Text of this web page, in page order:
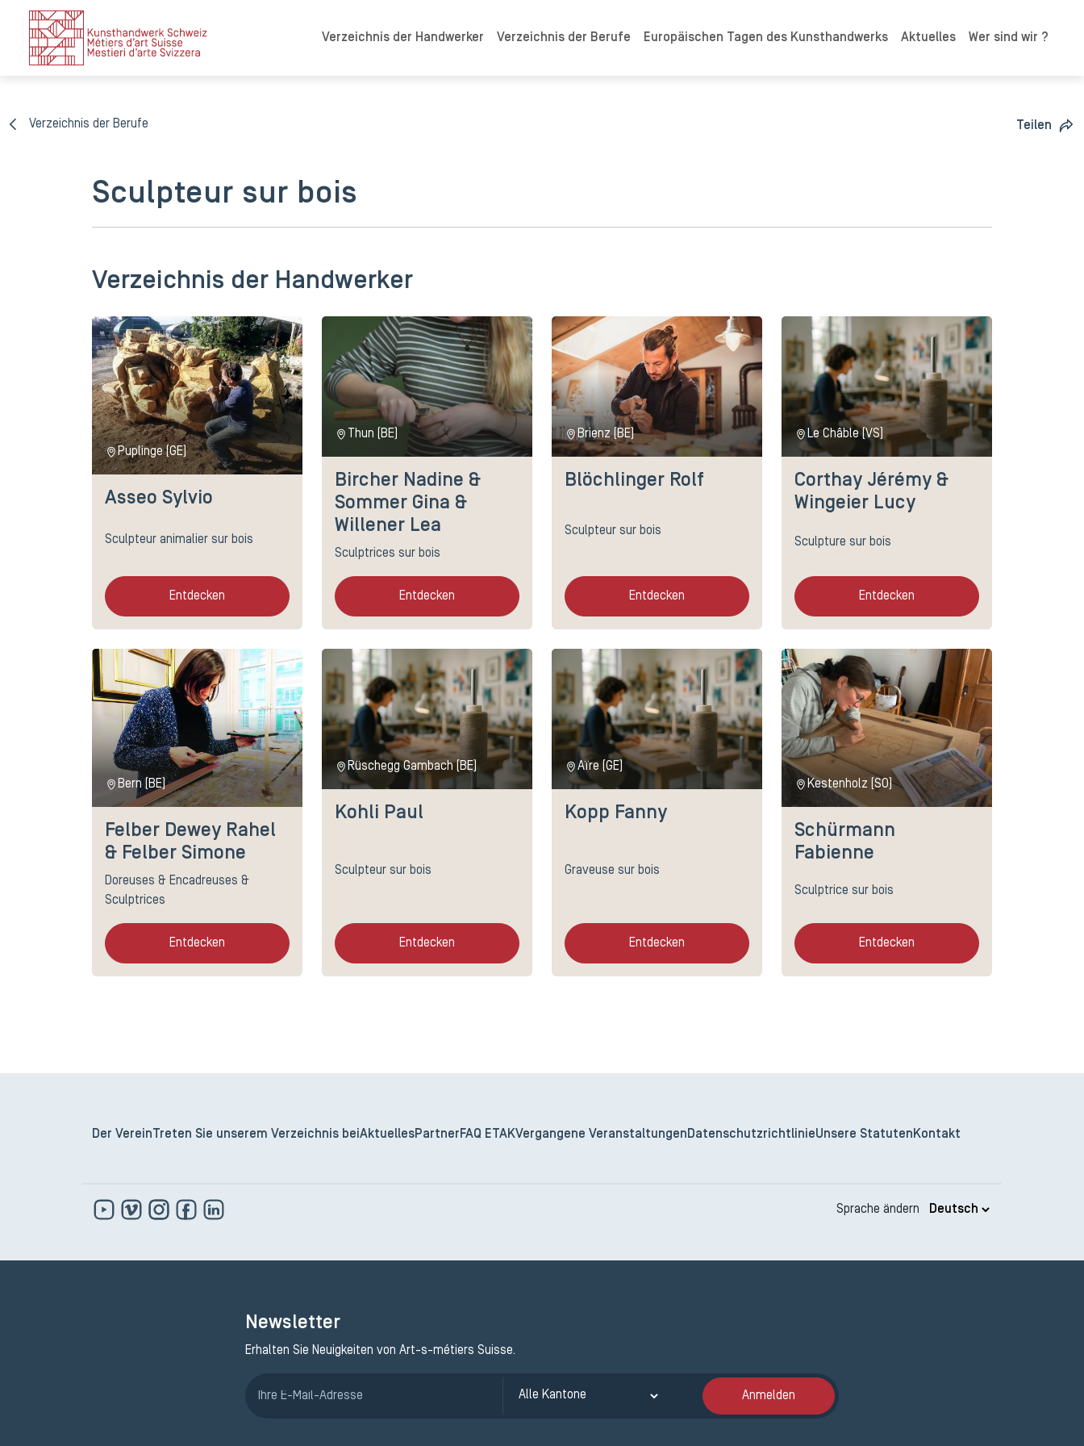
Verzeichnis der Handwerker Verzeichnis der Berufe Europäischen Tagen des Kunsthandwerks Aktuelles Wer sind wir ?
Verzeichnis der Berufe Teilen
Sculpteur sur bois
Verzeichnis der Handwerker
Puplinge (GE)
Asseo Sylvio
Sculpteur animalier sur bois
Entdecken
Thun (BE)
Bircher Nadine &
Sommer Gina &
Willener Lea
Sculptrices sur bois
Entdecken
Brienz (BE)
Blöchlinger Rolf
Sculpteur sur bois
Entdecken
Le Châble (VS)
Corthay Jérémy &
Wingeier Lucy
Sculpture sur bois
Entdecken
Bern (BE)
Felber Dewey Rahel
& Felber Simone
Doreuses & Encadreuses &
Sculptrices
Entdecken
Rüschegg Gambach (BE)
Kohli Paul
Sculpteur sur bois
Entdecken
Aïre (GE)
Kopp Fanny
Graveuse sur bois
Entdecken
Kestenholz (SO)
Schürmann
Fabienne
Sculptrice sur bois
Entdecken
Der Verein Treten Sie unserem Verzeichnis beiAktuellesPartner FAQ ETAKVergangene Veranstaltungen DatenschutzrichtlinieUnsere Statuten Kontakt
Sprache ändern
Newsletter
Erhalten Sie Neuigkeiten von Art-s-métiers Suisse.
Anmelden